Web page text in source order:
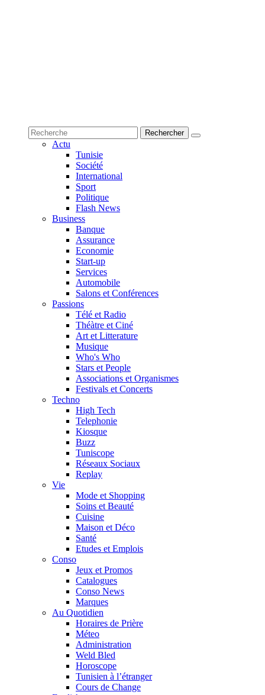
Actu
Tunisie
Société
International
Sport
Politique
Flash News
Business
Banque
Assurance
Economie
Start-up
Services
Automobile
Salons et Conférences
Passions
Télé et Radio
Théàtre et Ciné
Art et Litterature
Musique
Who's Who
Stars et People
Associations et Organismes
Festivals et Concerts
Techno
High Tech
Telephonie
Kiosque
Buzz
Tuniscope
Réseaux Sociaux
Replay
Vie
Mode et Shopping
Soins et Beauté
Cuisine
Maison et Déco
Santé
Etudes et Emplois
Conso
Jeux et Promos
Catalogues
Conso News
Marques
Au Quotidien
Horaires de Prière
Méteo
Administration
Weld Bled
Horoscope
Tunisien à l’étranger
Cours de Change